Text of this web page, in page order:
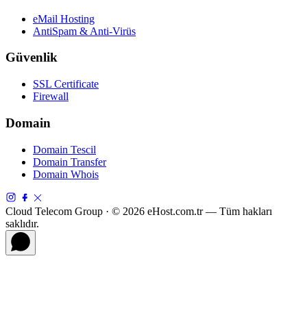
eMail Hosting
AntiSpam & Anti-Virüs
Güvenlik
SSL Certificate
Firewall
Domain
Domain Tescil
Domain Transfer
Domain Whois
Cloud Telecom Group · © 2026 eHost.com.tr — Tüm hakları
saklıdır.